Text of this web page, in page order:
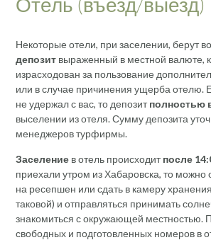
Некоторые отели, при заселении, берут
депозит выраженный в местной валюте,
израсходован за пользование
или в случае причинения ущерба отелю.
не удержал с вас, то депозитполностью
выселении из отеля. Сумму депозита
менеджеров турфирмы.
Заселение в отель происходитпосле
приехали утром из Хабаровска, то можно
на ресепшен или сдать в камеру
таковой) и отправляться принимать
знакомиться с окружающей местностью.
свободных и подготовленных номеров в